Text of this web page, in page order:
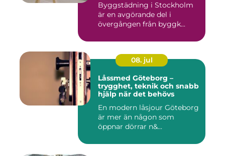
Byggstädning i Stockholm
är en avgörande del i
övergången från byggk...
08. jul
Låssmed Göteborg –
trygghet, teknik och snabb
hjälp när det behövs
En modern låsjour Göteborg
är mer än någon som
öppnar dörrar n&...